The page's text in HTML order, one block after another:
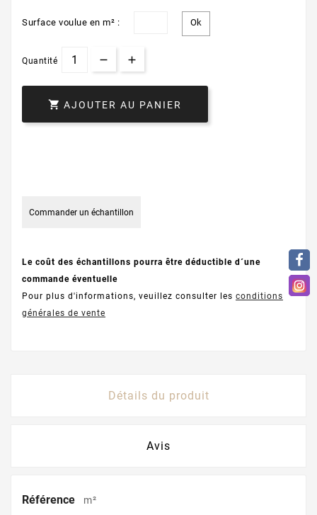
Surface voulue en m² :
Quantité
 AJOUTER AU PANIER
Commander un échantillon
Le coût des échantillons pourra être déductible d´une
commande éventuelle
Pour plus d'informations, veuillez consulter les conditions
générales de vente
Détails du produit
Avis
Référence m²